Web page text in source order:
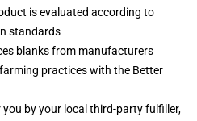
is evaluated according to
standards
blanks from manufacturers
practices with the Better
by your local third-party fulfiller,